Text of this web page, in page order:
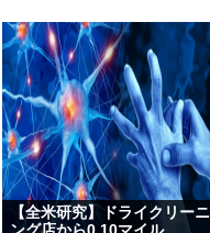
【全米研究】ドライクリーニ